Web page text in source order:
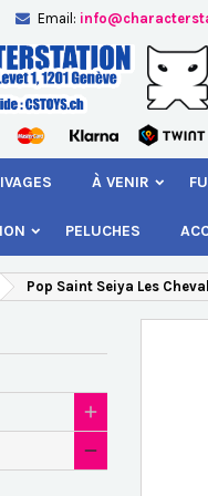
Email:
À VENIR
PELUCHES
Pop Saint Seiya Les